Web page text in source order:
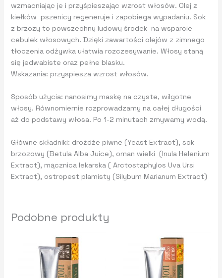
wzmacniając je i przyśpieszając wzrost włosów. Olej z
kiełków pszenicy regeneruje i zapobiega wypadaniu. Sok
z brzozy to powszechny ludowy środek na wsparcie
cebulek włosowych. Dzięki zawartości olejów z zimnego
tłoczenia odżywka ułatwia rozczesywanie. Włosy staną
się jedwabiste oraz pełne blasku.
Wskazania: przyspiesza wzrost włosów.
Sposób użycia: nanosimy maskę na czyste, wilgotne
włosy. Równomiernie rozprowadzamy na całej długości
aż do podstawy włosa. Po 1-2 minutach zmywamy wodą.
Główne składniki: drożdże piwne (Yeast Extract), sok
brzozowy (Betula Alba Juice), oman wielki (Inula Helenium
Extract), mącznica lekarska ( Arctostaphylos Uva Ursi
Extract), ostropest plamisty (Silybum Marianum Extract)
Podobne produkty